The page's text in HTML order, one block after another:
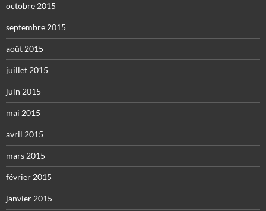
octobre 2015
septembre 2015
août 2015
juillet 2015
juin 2015
mai 2015
avril 2015
mars 2015
février 2015
janvier 2015